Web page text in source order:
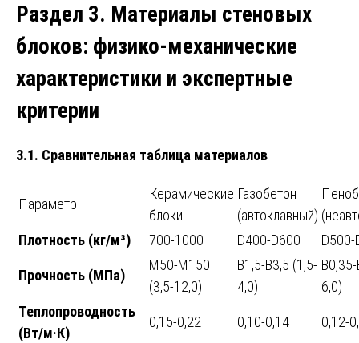
Раздел 3. Материалы стеновых
блоков: физико-механические
характеристики и экспертные
критерии
3.1. Сравнительная таблица материалов
Параметр
Керамические
блоки
Газобетон
(автоклавный)
Плотность (кг/м³)
700-1000 D400-D600
Прочность (МПа)
М50-М150
(3,5-12,0)
B1,5-B3,5 (1,5-
4,0)
6,0)
Теплопроводность
(Вт/м·К)
0,15-0,22 0,10-0,14 0,12-